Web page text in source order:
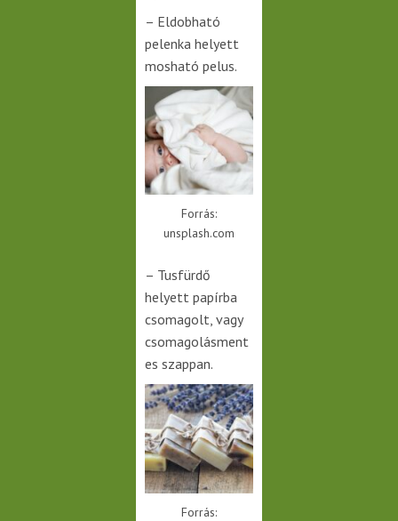
– Eldobható
pelenka helyett
mosható pelus.
Forrás:
unsplash.com
– Tusfürdő
helyett papírba
csomagolt, vagy
csomagolásment
es szappan.
Forrás: